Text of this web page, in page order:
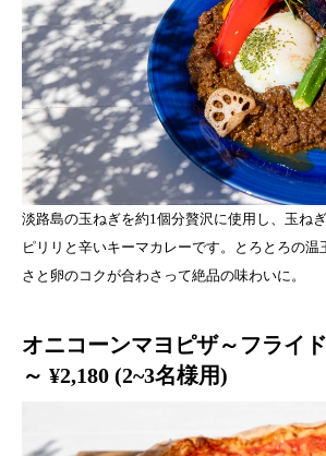
淡路島の玉ねぎを約1個分贅沢に使用し、玉ね
ピリリと辛いキーマカレーです。とろとろの温
さと卵のコクが合わさって絶品の味わいに。
オニコーンマヨピザ～フライ
～ ¥2,180 (2~3名様用)